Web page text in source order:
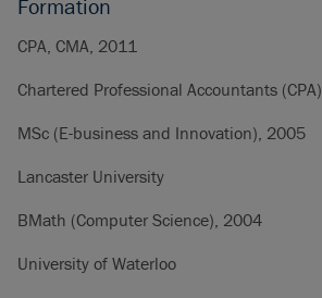
Formation
CPA, CMA, 2011
Chartered Professional Accountants (CPA)
MSc (E-business and Innovation), 2005
Lancaster University
BMath (Computer Science), 2004
University of Waterloo